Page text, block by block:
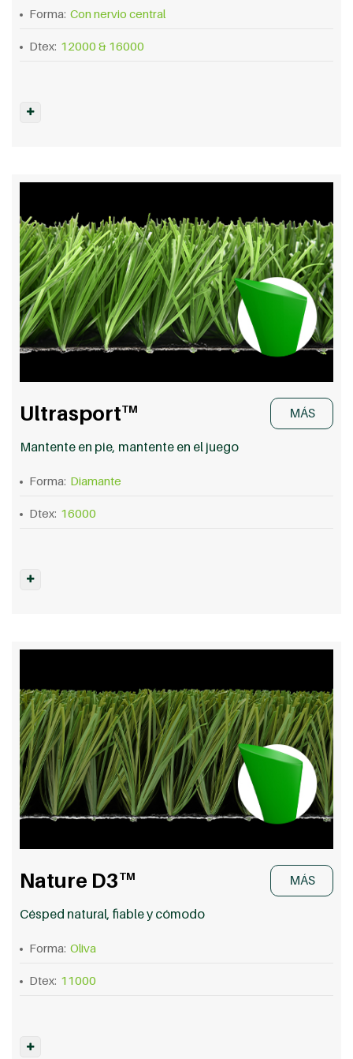
Forma: Con nervio central
Dtex: 12000 & 16000
UltrasportTM MÁS
Mantente en pie, mantente en el juego
Forma: Diamante
Dtex: 16000
Nature D3TM MÁS
Césped natural, fiable y cómodo
Forma: Oliva
Dtex: 11000